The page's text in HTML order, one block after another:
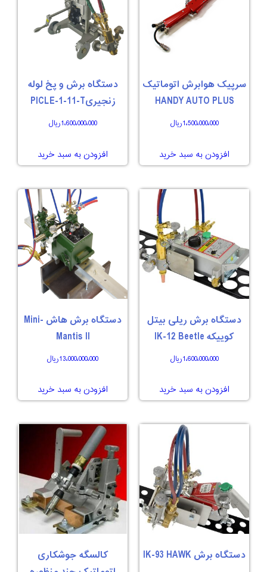
سرپیک هوابرش اتوماتیک
HANDY AUTO PLUS
1،500،000،000ریال
افزودن به سبد خرید
دستگاه برش و پخ لوله
زنجیریPICLE-1-11-T
1،600،000،000ریال
افزودن به سبد خرید
دستگاه برش ریلی بیتل
کوییکه IK-12 Beetle
1،600،000،000ریال
افزودن به سبد خرید
دستگاه برش هاش Mini-
Mantis II
13،000،000،000ریال
افزودن به سبد خرید
دستگاه برش IK-93 HAWK
کالسگه جوشکاری